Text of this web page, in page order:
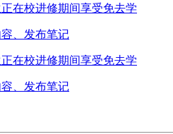
在校进修期间享受免去学
、发布笔记
在校进修期间享受免去学
、发布笔记